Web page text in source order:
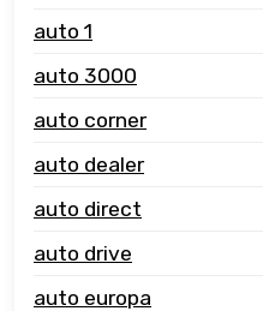
auto 1
auto 3000
auto corner
auto dealer
auto direct
auto drive
auto europa